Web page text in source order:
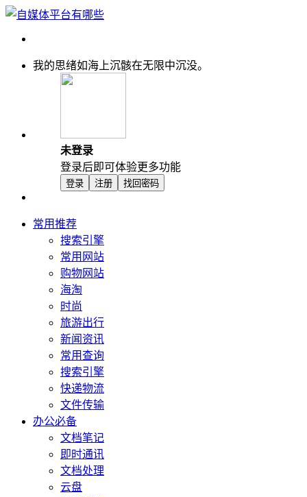
我的思绪如海上沉骸在无限中沉没。
未登录
登录后即可体验更多功能
登录 注册 找回密码
常用推荐
搜索引擎
常用网站
购物网站
海淘
时尚
旅游出行
新闻资讯
常用查询
搜索引擎
快递物流
文件传输
办公必备
文档笔记
即时通讯
文档处理
云盘